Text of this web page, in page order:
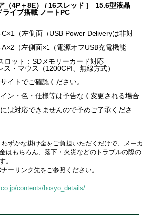
（4P＋8E） / 16スレッド ] 15.6型液晶
イブ搭載 ノートPC
C×1（左側面（USB Power Deliveryは非対
A×2（左側面×1（電源オフUSB充電機能
ロット：SDメモリーカード対応
・マウス（1200CPI、無線方式）
イトでご確認ください。
ン・色・仕様等は予告なく変更される場合
は対応できませんので予めご了承くださ
ずかな掛け金をご負担いただくだけで、メーカ
はもちろん、落下・火災などのトラブルの際の
。
ーリンク先をご参照ください。
contents/hosyo_details/